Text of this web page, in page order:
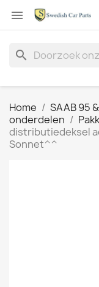

search
Home SAAB 95
onderdelen
distributiedeksel
Sonnet^^